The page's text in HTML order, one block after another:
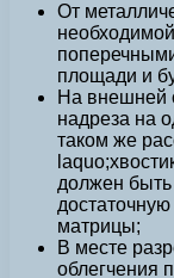
От
площади и
На внешней
надреза на
таком же
должен
достаточную
матрицы;
В месте
облегчения